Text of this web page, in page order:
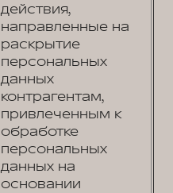
действия,
направленные на
раскрытие
персональных
данных
контрагентам,
привлеченным к
обработке
персональных
данных на
основании